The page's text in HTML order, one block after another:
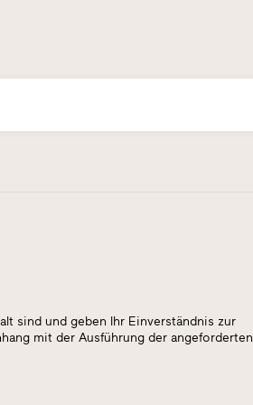
sind und geben Ihr Einverständnis zur
mit der Ausführung der angeforderten